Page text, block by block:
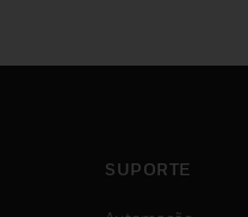
SUPORTE